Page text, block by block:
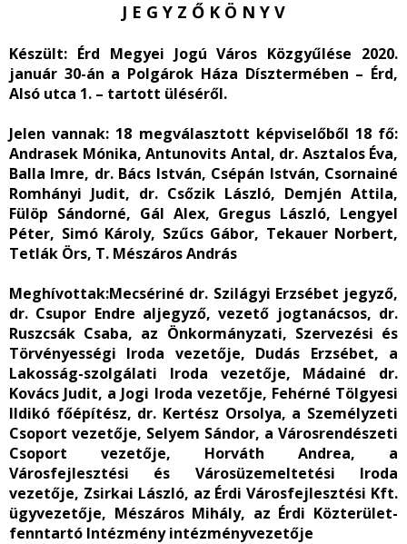
J E G Y Z Ő K Ö N Y V
Készült: Érd Megyei Jogú Város Közgyűlése 2020.
január 30-án a Polgárok Háza Dísztermében – Érd,
Alsó utca 1. – tartott üléséről.
Jelen vannak: 18 megválasztott képviselőből 18 fő:
Andrasek Mónika, Antunovits Antal, dr. Asztalos Éva,
Balla Imre, dr. Bács István, Csépán István, Csornainé
Romhányi Judit, dr. Csőzik László, Demjén Attila,
Fülöp Sándorné, Gál Alex, Gregus László, Lengyel
Péter, Simó Károly, Szűcs Gábor, Tekauer Norbert,
Tetlák Örs, T. Mészáros András
Meghívottak:Mecsériné dr. Szilágyi Erzsébet jegyző,
dr. Csupor Endre aljegyző, vezető jogtanácsos, dr.
Ruszcsák Csaba, az Önkormányzati, Szervezési és
Törvényességi Iroda vezetője, Dudás Erzsébet, a
Lakosság-szolgálati Iroda vezetője, Mádainé dr.
Kovács Judit, a Jogi Iroda vezetője, Fehérné Tölgyesi
Ildikó főépítész, dr. Kertész Orsolya, a Személyzeti
Csoport vezetője, Selyem Sándor, a Városrendészeti
Csoport vezetője, Horváth Andrea, a
Városfejlesztési és Városüzemeltetési Iroda
vezetője, Zsirkai László, az Érdi Városfejlesztési Kft.
ügyvezetője, Mészáros Mihály, az Érdi Közterület-
fenntartó Intézmény intézményvezetője